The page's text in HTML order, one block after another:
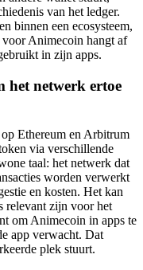
van het ledger.
binnen een ecosysteem,
voor Animecoin hangt af
in zijn apps.
het netwerk ertoe
Ethereum en Arbitrum
via verschillende
taal: het netwerk dat
worden verwerkt
en kosten. Het kan
relevant zijn voor het
om Animecoin in apps te
app verwacht. Dat
plek stuurt.